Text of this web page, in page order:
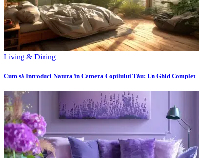
Living & Dining
Cum să Introduci Natura în Camera Copilului Tău: Un Ghid Complet